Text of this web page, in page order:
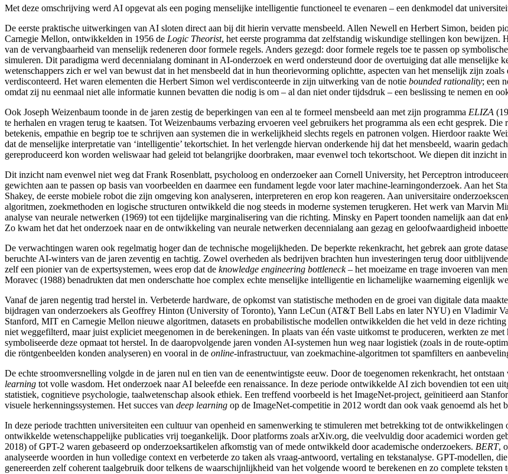
Met deze omschrijving werd AI opgevat als een poging menselijke intelligentie functioneel te evenaren – een denkmodel dat
De eerste praktische uitwerkingen van AI sloten direct aan bij dit hierin vervatte mensbeeld. Allen Newell en Herbert Simon, beiden
Carnegie Mellon, ontwikkelden in 1956 de Logic Theorist, het eerste programma dat zelfstandig wiskundige stellingen kon bewijzen.
van de vervangbaarheid van menselijk redeneren door formele regels. Anders gezegd: door formele regels toe te passen op
simuleren. Dit paradigma werd decennialang dominant in AI-onderzoek en werd ondersteund door de overtuiging dat alle menselijke
wetenschappers zich er wel van bewust dat in het mensbeeld dat in hun theorievorming oplichtte, aspecten van het menselijk zijn
verdisconteerd. Het waren elementen die Herbert Simon wel verdisconteerde in zijn uitwerking van de notie bounded rationality; een
omdat zij nu eenmaal niet alle informatie kunnen bevatten die nodig is om – al dan niet onder tijdsdruk – een beslissing te nemen en
Ook Joseph Weizenbaum toonde in de jaren zestig de beperkingen van een al te formeel mensbeeld aan met zijn programma ELIZA
te herhalen en vragen terug te kaatsen. Tot Weizenbaums verbazing ervoeren veel gebruikers het programma als een echt gesprek.
betekenis, empathie en begrip toe te schrijven aan systemen die in werkelijkheid slechts regels en patronen volgen. Hierdoor raakte
dat de menselijke interpretatie van ‘intelligentie’ tekortschiet. In het verlengde hiervan onderkende hij dat het mensbeeld, waarin
gereproduceerd kon worden weliswaar had geleid tot belangrijke doorbraken, maar evenwel toch tekortschoot. We diepen dit inzicht
Dit inzicht nam evenwel niet weg dat Frank Rosenblatt, psycholoog en onderzoeker aan Cornell University, het Perceptron
gewichten aan te passen op basis van voorbeelden en daarmee een fundament legde voor later machine-learningonderzoek. Aan het
Shakey, de eerste mobiele robot die zijn omgeving kon analyseren, interpreteren en erop kon reageren. Aan universitaire
algoritmen, zoekmethoden en logische structuren ontwikkeld die nog steeds in moderne systemen terugkeren. Het werk van Marvin
analyse van neurale netwerken (1969) tot een tijdelijke marginalisering van die richting. Minsky en Paperttoonden namelijk aan dat
Zo kwam het dat het onderzoek naar en de ontwikkeling van neurale netwerken decennialang aan gezag en geloofwaardigheid
De verwachtingen waren ook regelmatig hoger dan de technische mogelijkheden. De beperkte rekenkracht, het gebrek aan grote
beruchte AI-winters van de jaren zeventig en tachtig. Zowel overheden als bedrijven brachten hun investeringen terug door
zelf een pionier van de expertsystemen, wees erop dat de knowledge engineering bottleneck– het moeizame en trage invoeren van
Moravec (1988) benadrukten dat men onderschatte hoe complex echte menselijke intelligentie en lichamelijke waarneming eigenlijk
Vanaf de jaren negentig trad herstel in. Verbeterde hardware, de opkomst van statistische methoden en de groei van digitale data
bijdragen van onderzoekers als Geoffrey Hinton (University of Toronto), Yann LeCun (AT&T Bell Labs en later NYU) en Vladimir
Stanford, MIT en Carnegie Mellon nieuwe algoritmen, datasets en probabilistische modellen ontwikkelden die het veld in deze
niet weggefilterd, maar juist expliciet meegenomen in de berekeningen. In plaats van één vaste uitkomst te produceren, werkten ze
symboliseerde deze opmaat tot herstel. In de daaropvolgende jaren vonden AI-systemen hun weg naar logistiek (zoals in de route-
die röntgenbeelden konden analyseren) en vooral in de online-infrastructuur, van zoekmachine-algoritmen tot spamfilters en
De echte stroomversnelling volgde in de jaren nul en tien van de eenentwintigste eeuw. Door de toegenomen rekenkracht, het
learning tot volle wasdom. Het onderzoek naar AI beleefde een renaissance. In deze periode ontwikkelde AI zich bovendien tot een
statistiek, cognitieve psychologie, taalwetenschap alsook ethiek. Een treffend voorbeeld is het ImageNet-project, geïnitieerd aan
visuele herkenningssystemen. Het succes van deep learning op de ImageNet-competitie in 2012 wordt dan ook vaak genoemd als het
In deze periode trachtten universiteiten een cultuur van openheid en samenwerking te stimuleren met betrekking tot de
ontwikkelde wetenschappelijke publicaties vrij toegankelijk. Door platforms zoals arXiv.org, die veelvuldig door academici worden
2018) of GPT-2 waren gebaseerd op onderzoeksartikelen afkomstig van of mede ontwikkeld door academische onderzoekers. BERT,
analyseerde woorden in hun volledige context en verbeterde zo taken als vraag-antwoord, vertaling en tekstanalyse. GPT-modellen,
genereerden zelf coherent taalgebruik door telkens de waarschijnlijkheid van het volgende woord te berekenen en zo complete teksten